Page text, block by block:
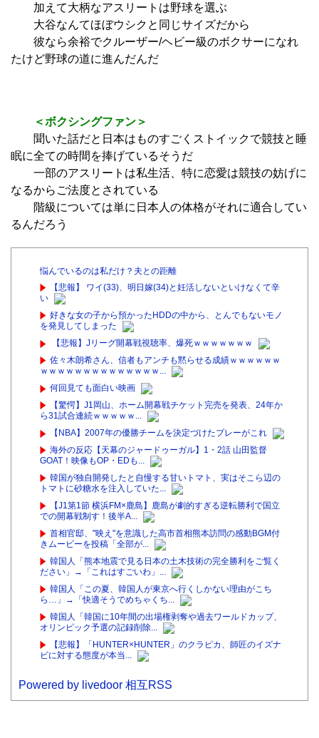
加えて大柄なアスリートは野球を選ぶ
大谷なんてほぼウシクと同じサイズだから
彼なら余裕でクルーザー/ヘビー級のボクサーになれ
たけど野球の道に進んだんだ
＜ボクシングファン＞
聞いた話だと日本はものすごくストイックで競技と睡
眠に全ての時間を捧げているそうだ
一部のアスリートは私生活、特に恋愛は競技の妨げに
なるからご法度とされている
階級については単に日本人の体格がそれに適合してい
るんだろう
悩んでいるのは私だけ？夫との距離
【悲報】 ワイ(33)、明日嫁(34)と妊活しないといけなくて辛
い
好きな女の子から預かったHDDの中から、とんでもないモノ
を発見してしまった
【悲報】Jリーグ開幕戦視聴率、爆死ｗｗｗｗｗｗｗ
佐々木朗希さん、信者もアンチも黙らせる成績ｗｗｗｗｗｗ
ｗｗｗｗｗｗｗｗｗｗｗｗｗｗ...
何回見ても面白い映画
【驚愕】J1岡山、ホーム開幕戦チケット完売を発表、24年か
ら31試合連続ｗｗｗｗｗ...
【NBA】2007年の優勝チームを決定づけたプレーがこれ
海外の反応【天幕のジャードゥーガル】1・2話 山田監督
GOAT！映像もOP・EDも...
韓国が独自開発したと自慢する甘いトマト、実はそこら辺の
トマトに砂糖水を注入していた...
【J1第1節 横浜FM×鹿島】鹿島が劇的すぎる逆転勝利で国立
での開幕戦制す！後半A...
首相官邸、"映え"を意識した高市首相熊本訪問の感動BGM付
きムービーを投稿「全部が...
韓国人「熊本地震で見る日本の土木技術の完全勝利をご覧く
ださい」→「これはすごいわ」...
韓国人「この夏、韓国人が東京へ行くしかない理由がこち
ら…」→「快適そうでめちゃくち...
韓国人「韓国に10年間の出場権剥奪や過去ワールドカップ、
オリンピック予選の記録削除...
【悲報】「HUNTER×HUNTER」のクラピカ、師匠のイズナ
ビに対する態度が本当...
Powered by livedoor 相互RSS